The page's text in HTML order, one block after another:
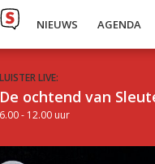
NIEUWS AGENDA
LUISTER LIVE:
De ochtend van
6.00 - 12.00 uur